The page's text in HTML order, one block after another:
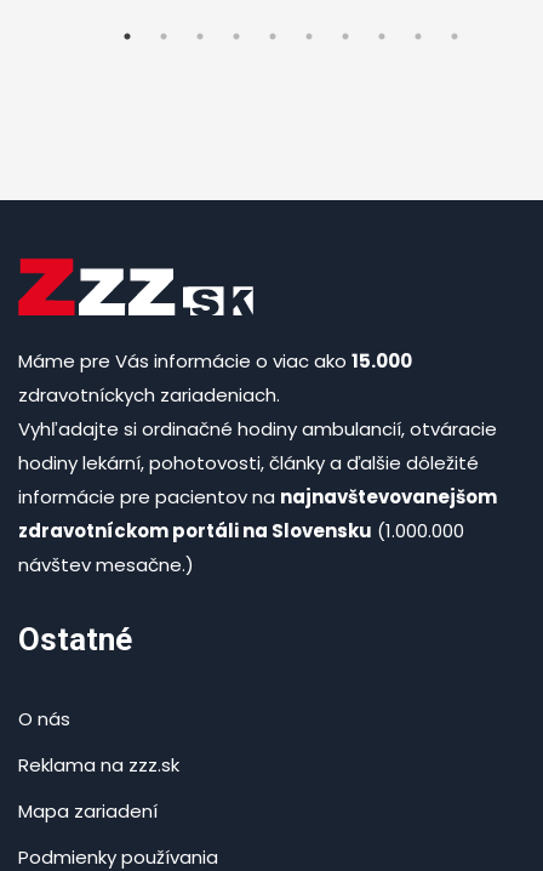
Máme pre Vás informácie o viac ako 15.000
zdravotníckych zariadeniach.
Vyhľadajte si ordinačné hodiny ambulancií, otváracie
hodiny lekární, pohotovosti, články a ďalšie dôležité
informácie pre pacientov na najnavštevovanejšom
zdravotníckom portáli na Slovensku (1.000.000
návštev mesačne.)
Ostatné
O nás
Reklama na zzz.sk
Mapa zariadení
Podmienky používania